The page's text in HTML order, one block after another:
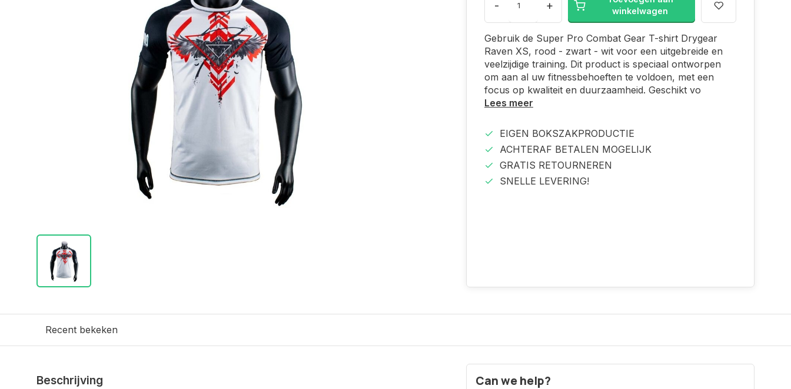
- +
winkelwagen
Gebruik de Super Pro Combat Gear T-shirt Drygear
Raven XS, rood - zwart - wit voor een uitgebreide en
veelzijdige training. Dit product is speciaal ontworpen
om aan al uw fitnessbehoeften te voldoen, met een
focus op kwaliteit en duurzaamheid. Geschikt vo
Lees meer
EIGEN BOKSZAKPRODUCTIE
ACHTERAF BETALEN MOGELIJK
GRATIS RETOURNEREN
SNELLE LEVERING!
Recent bekeken
Beschrijving Can we help?